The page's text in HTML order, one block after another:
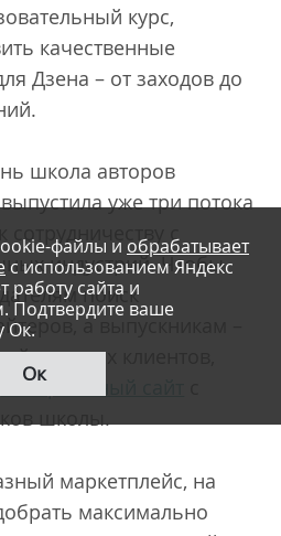
курс,
качественные
Дзена – от заходов до
школа авторов
уже три потока
сотрудничеству с
индустрий. Чтобы
поиск
а выпускникам –
новых клиентов,
специальный сайт
школы.
маркетплейс, на
максимально
файлы и обрабатывает
с использованием Яндекс
работу сайта и
Подтвердите ваше
Ок.
Ок